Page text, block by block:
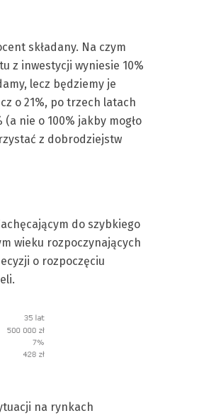
składany. Na czym
z inwestycji wyniesie 10%
lecz będziemy je
o 21%, po trzech latach
nie o 100% jakby mogło
z dobrodziejstw
do szybkiego
wieku rozpoczynających
o rozpoczęciu
na rynkach